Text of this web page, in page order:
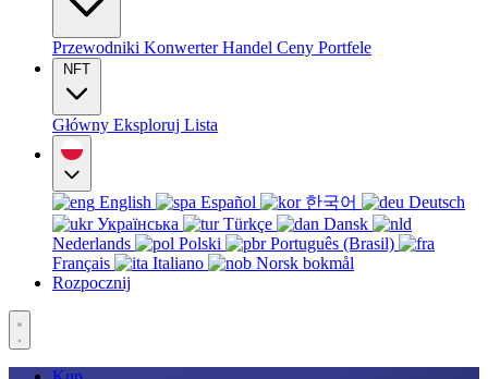
Przewodniki KonwerterHandel Ceny Portfele
NFT
Główny Eksploruj Lista
English Español 한국어
Deutsch
Українська
Türkçe
Dansk
Nederlands
Polski
Português (Brasil)
Français
Italiano
Norsk bokmål
Rozpocznij